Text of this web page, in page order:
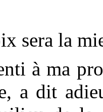
sera la
à ma
a dit